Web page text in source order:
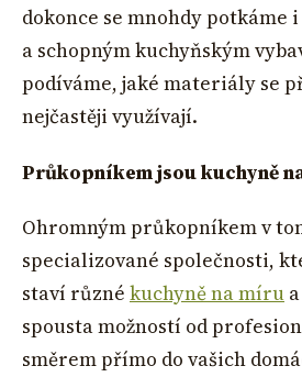
dokonce se mnohdy potkáme
a schopným kuchyňským
podíváme, jaké materiály se
nejčastěji využívají.
Průkopníkem jsou kuchyně
Ohromným průkopníkem v
specializované společnosti,
staví různé kuchyně na míru
spousta možností od
směrem přímo do vašich